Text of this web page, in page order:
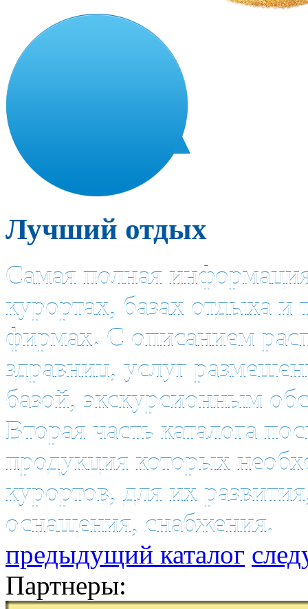
Лучший отдых
Самая полная
курортах, базах отдыха и
фирмах. С описанием
здравниц, услуг
базой, экскурсионным
Вторая часть каталога
продукция которых
курортов, для их
оснащения, снабжения.
предыдущий каталог
Партнеры: